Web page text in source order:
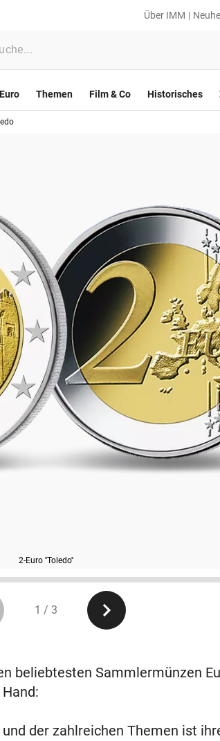
Über IMM
Euro Themen Film & Co Historisches
2-Euro ''Toledo''
1 / 3
beliebtesten Sammlermünzen
der zahlreichen Themen ist